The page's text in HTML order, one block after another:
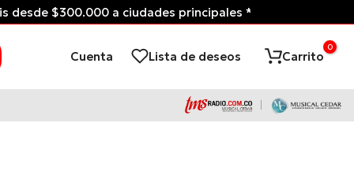
Condiciones* Tienda Virtual de
Cuenta Lista de deseos Carrito
0